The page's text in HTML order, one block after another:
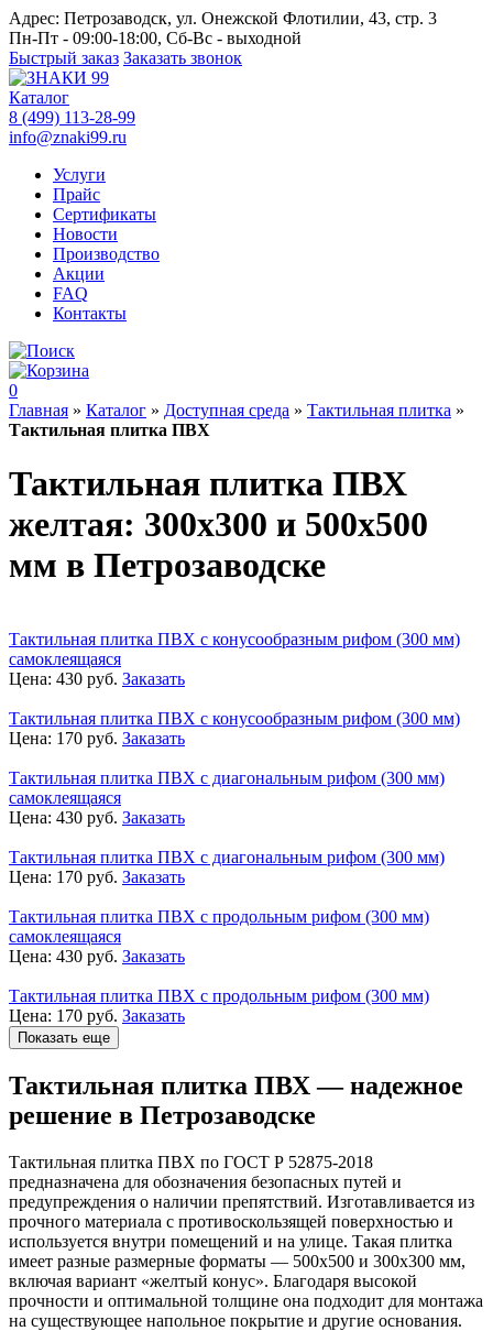
Адрес: Петрозаводск, ул. Онежской Флотилии, 43, стр. 3
Пн-Пт - 09:00-18:00, Сб-Вс - выходной
Быстрый заказ Заказать звонок
Каталог
8 (499) 113-28-99
info@znaki99.ru
Услуги
Прайс
Сертификаты
Новости
Производство
Акции
FAQ
Контакты
0
Главная » Каталог » Доступная среда » Тактильная плитка »
Тактильная плитка ПВХ
Тактильная плитка ПВХ
желтая: 300х300 и 500х500
мм в Петрозаводске
Тактильная плитка ПВХ с конусообразным рифом (300 мм)
самоклеящаяся
Цена: 430 руб. Заказать
Тактильная плитка ПВХ с конусообразным рифом (300 мм)
Цена: 170 руб. Заказать
Тактильная плитка ПВХ с диагональным рифом (300 мм)
самоклеящаяся
Цена: 430 руб. Заказать
Тактильная плитка ПВХ с диагональным рифом (300 мм)
Цена: 170 руб. Заказать
Тактильная плитка ПВХ с продольным рифом (300 мм)
самоклеящаяся
Цена: 430 руб. Заказать
Тактильная плитка ПВХ с продольным рифом (300 мм)
Цена: 170 руб. Заказать
Показать еще
Тактильная плитка ПВХ — надежное
решение в Петрозаводске
Тактильная плитка ПВХ по ГОСТ Р 52875-2018
предназначена для обозначения безопасных путей и
предупреждения о наличии препятствий. Изготавливается из
прочного материала с противоскользящей поверхностью и
используется внутри помещений и на улице. Такая плитка
имеет разные размерные форматы — 500х500 и 300х300 мм,
включая вариант «желтый конус». Благодаря высокой
прочности и оптимальной толщине она подходит для монтажа
на существующее напольное покрытие и другие основания.